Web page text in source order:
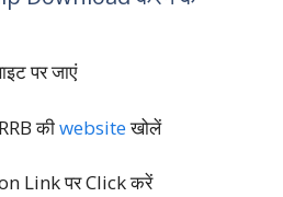
पर जाएं
कीwebsiteखोलें
Link पर Click करें